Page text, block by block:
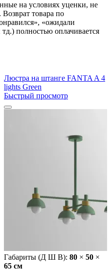
на условиях уценки, не
товара по
«ожидали
полностью оплачивается
Люстра на штанге FANTA A 4
lights Green
Быстрый просмотр
Габариты (Д Ш В): 80 × 50 ×
65 cм